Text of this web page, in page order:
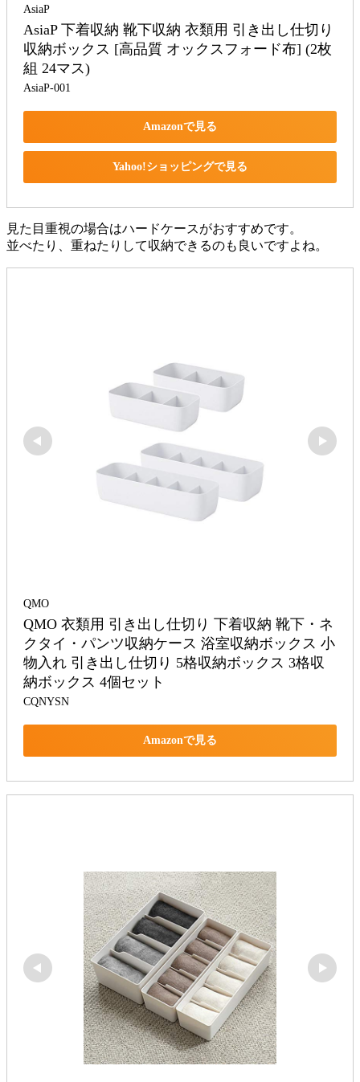
AsiaP
AsiaP 下着収納 靴下収納 衣類用 引き出し仕切り
収納ボックス [高品質 オックスフォード布] (2枚
組 24マス)
AsiaP-001
Amazonで見る
Yahoo!ショッピングで見る
見た目重視の場合はハードケースがおすすめです。
並べたり、重ねたりして収納できるのも良いですよね。
QMO
QMO 衣類用 引き出し仕切り 下着収納 靴下・ネ
クタイ・パンツ収納ケース 浴室収納ボックス 小
物入れ 引き出し仕切り 5格収納ボックス 3格収
納ボックス 4個セット
CQNYSN
Amazonで見る